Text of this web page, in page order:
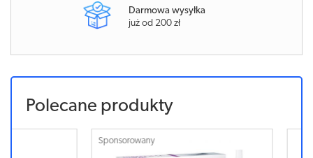
Darmowa wysyłka
już od 200 zł
Polecane produkty
Sponsorowany